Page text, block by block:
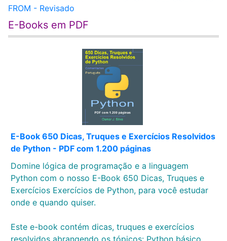
FROM - Revisado
E-Books em PDF
E-Book 650 Dicas, Truques e Exercícios Resolvidos
de Python - PDF com 1.200 páginas
Domine lógica de programação e a linguagem
Python com o nosso E-Book 650 Dicas, Truques e
Exercícios Exercícios de Python, para você estudar
onde e quando quiser.
Este e-book contém dicas, truques e exercícios
resolvidos abrangendo os tópicos: Python básico,